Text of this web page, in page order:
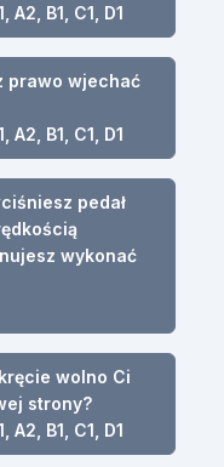
A2, B1, C1, D1
prawo wjechać
A2, B1, C1, D1
pedał
wykonać
wolno Ci
strony?
A2, B1, C1, D1